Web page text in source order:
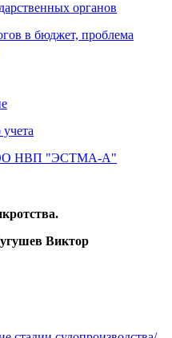
органов
в бюджет, проблема
ООО НВП "ЭСТМА-А"
Виктор